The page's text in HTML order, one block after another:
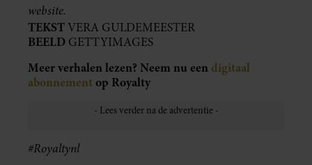
website.
TEKSTVERA GULDEMEESTER
BEELD GETTYIMAGES
Meer verhalen lezen? Neem nu een digitaal
abonnement op Royalty
#Royaltynl